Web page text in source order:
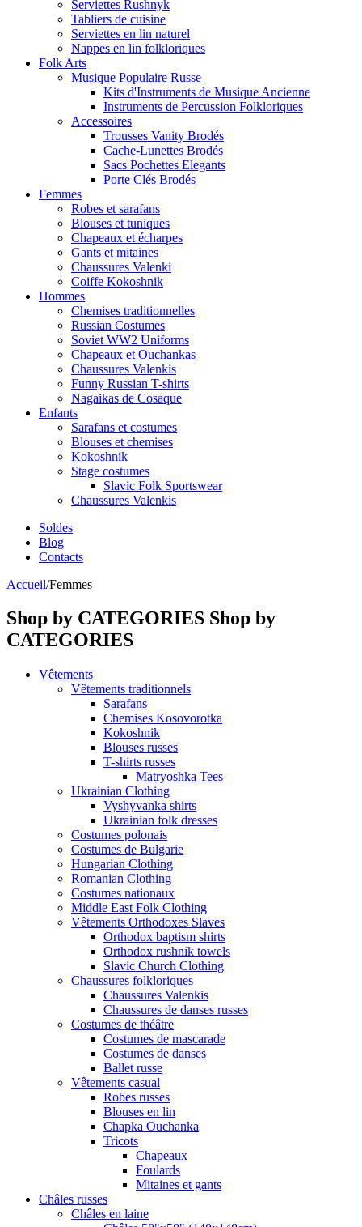
Serviettes Rushnyk
Tabliers de cuisine
Serviettes en lin naturel
Nappes en lin folkloriques
Folk Arts
Musique Populaire Russe
Kits d'Instruments de Musique Ancienne
Instruments de Percussion Folkloriques
Accessoires
Trousses Vanity Brodés
Cache-Lunettes Brodés
Sacs Pochettes Elegants
Porte Clés Brodés
Femmes
Robes et sarafans
Blouses et tuniques
Chapeaux et écharpes
Gants et mitaines
Chaussures Valenki
Coiffe Kokoshnik
Hommes
Chemises traditionnelles
Russian Costumes
Soviet WW2 Uniforms
Chapeaux et Ouchankas
Chaussures Valenkis
Funny Russian T-shirts
Nagaikas de Cosaque
Enfants
Sarafans et costumes
Blouses et chemises
Kokoshnik
Stage costumes
Slavic Folk Sportswear
Chaussures Valenkis
Soldes
Blog
Contacts
Accueil/Femmes
Shop by CATEGORIES Shop by
CATEGORIES
Vêtements
Vêtements traditionnels
Sarafans
Chemises Kosovorotka
Kokoshnik
Blouses russes
T-shirts russes
Matryoshka Tees
Ukrainian Clothing
Vyshyvanka shirts
Ukrainian folk dresses
Costumes polonais
Costumes de Bulgarie
Hungarian Clothing
Romanian Clothing
Costumes nationaux
Middle East Folk Clothing
Vêtements Orthodoxes Slaves
Orthodox baptism shirts
Orthodox rushnik towels
Slavic Church Clothing
Chaussures folkloriques
Chaussures Valenkis
Chaussures de danses russes
Costumes de théâtre
Costumes de mascarade
Costumes de danses
Ballet russe
Vêtements casual
Robes russes
Blouses en lin
Chapka Ouchanka
Tricots
Chapeaux
Foulards
Mitaines et gants
Châles russes
Châles en laine